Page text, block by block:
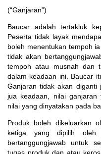
(“Ganjaran”)
Baucar adalah tertakluk
Peserta tidak layak
boleh menentukan tempoh
tidak akan
tempoh atau musnah dan
dalam keadaan ini. Baucar
Ganjaran tidak akan
jua keadaan, nilai
nilai yang dinyatakan pada
Produk boleh dikeluarkan
ketiga yang dipilih oleh
bertanggungjawab untuk
tugas produk dan atau